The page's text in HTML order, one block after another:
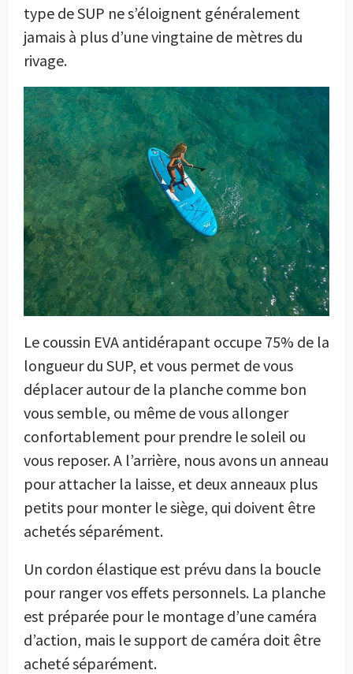
type de SUP ne s’éloignent généralement
jamais à plus d’une vingtaine de mètres du
rivage.
Le coussin EVA antidérapant occupe 75% de la
longueur du SUP, et vous permet de vous
déplacer autour de la planche comme bon
vous semble, ou même de vous allonger
confortablement pour prendre le soleil ou
vous reposer. A l’arrière, nous avons un anneau
pour attacher la laisse, et deux anneaux plus
petits pour monter le siège, qui doivent être
achetés séparément.
Un cordon élastique est prévu dans la boucle
pour ranger vos effets personnels. La planche
est préparée pour le montage d’une caméra
d’action, mais le support de caméra doit être
acheté séparément.